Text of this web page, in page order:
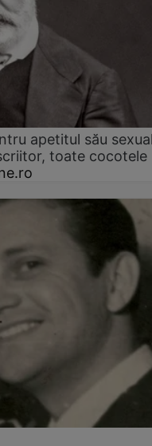
apetitul său
toate cocotele